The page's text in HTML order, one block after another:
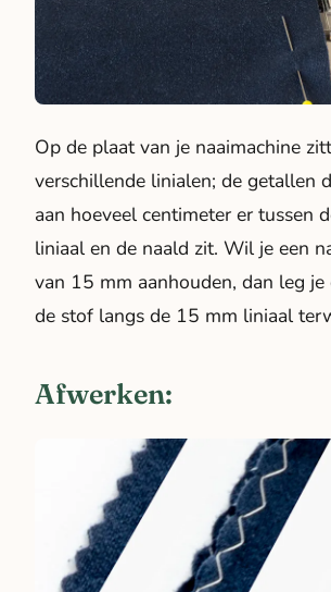
Op de plaat van je naaimachine
verschillende linialen; de getallen
aan hoeveel centimeter er tussen
liniaal en de naald zit. Wil je een
van 15 mm aanhouden, dan leg je
de stof langs de 15 mm liniaal
Afwerken: